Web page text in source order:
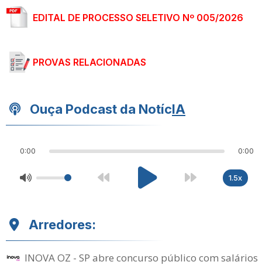
EDITAL DE PROCESSO SELETIVO Nº 005/2026
PROVAS RELACIONADAS
Ouça Podcast da NotícIA
0:00 0:00
1.5x
Arredores:
INOVA OZ - SP abre concurso público com salários